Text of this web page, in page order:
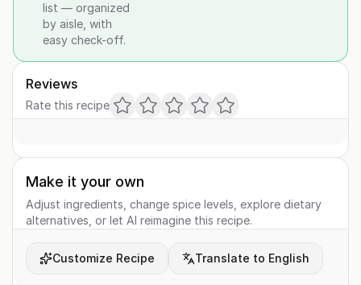
list — organized
by aisle, with
easy check-off.
Reviews
Rate this recipe
Make it your own
Adjust ingredients, change spice levels, explore dietary
alternatives, or let AI reimagine this recipe.
Customize Recipe Translate to English